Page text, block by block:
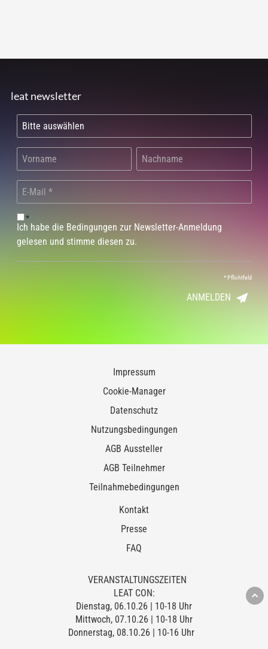
leat newsletter
*
Ich habe die Bedingungen zur Newsletter-Anmeldung
gelesen und stimme diesen zu.
*Pflichtfeld
ANMELDEN
Impressum
Cookie-Manager
Datenschutz
Nutzungsbedingungen
AGB Aussteller
AGB Teilnehmer
Teilnahmebedingungen
Kontakt
Presse
FAQ
VERANSTALTUNGSZEITEN
LEAT CON:
Dienstag, 06.10.26 | 10-18 Uhr
Mittwoch, 07.10.26 | 10-18 Uhr
Donnerstag, 08.10.26 | 10-16 Uhr